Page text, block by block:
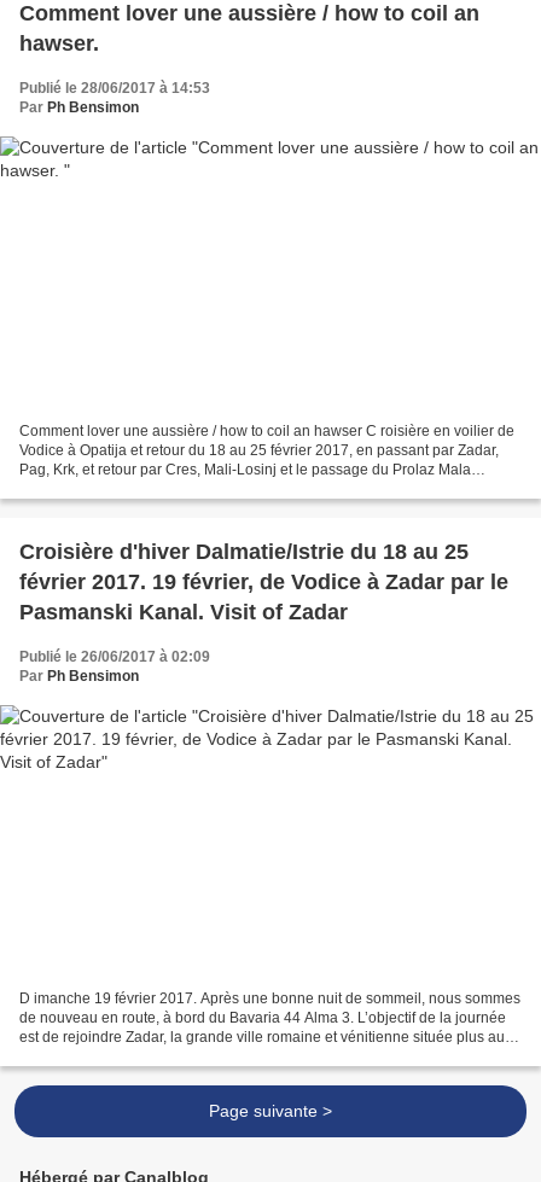
Comment lover une aussière / how to coil an
hawser.
Publié le 28/06/2017 à 14:53
Par Ph Bensimon
Comment lover une aussière / how to coil an hawser C roisière en voilier de
Vodice à Opatija et retour du 18 au 25 février 2017, en passant par Zadar,
Pag, Krk, et retour par Cres, Mali-Losinj et le passage du Prolaz Mala
Croisière d'hiver Dalmatie/Istrie du 18 au 25
février 2017. 19 février, de Vodice à Zadar par le
Pasmanski Kanal. Visit of Zadar
Publié le 26/06/2017 à 02:09
Par Ph Bensimon
D imanche 19 février 2017. Après une bonne nuit de sommeil, nous sommes
de nouveau en route, à bord du Bavaria 44 Alma 3. L’objectif de la journée
est de rejoindre Zadar, la grande ville romaine et vénitienne située plus au
Page suivante >
Hébergé par Canalblog